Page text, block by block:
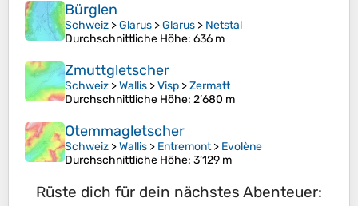
Bürglen
Schweiz >Glarus >Glarus > Netstal
Durchschnittliche Höhe: 636 m
Zmuttgletscher
Schweiz >Wallis >Visp >Zermatt
Durchschnittliche Höhe: 2’680 m
Otemmagletscher
Schweiz >Wallis > Entremont> Evolène
Durchschnittliche Höhe: 3’129 m
Rüste dich für dein nächstes Abenteuer: